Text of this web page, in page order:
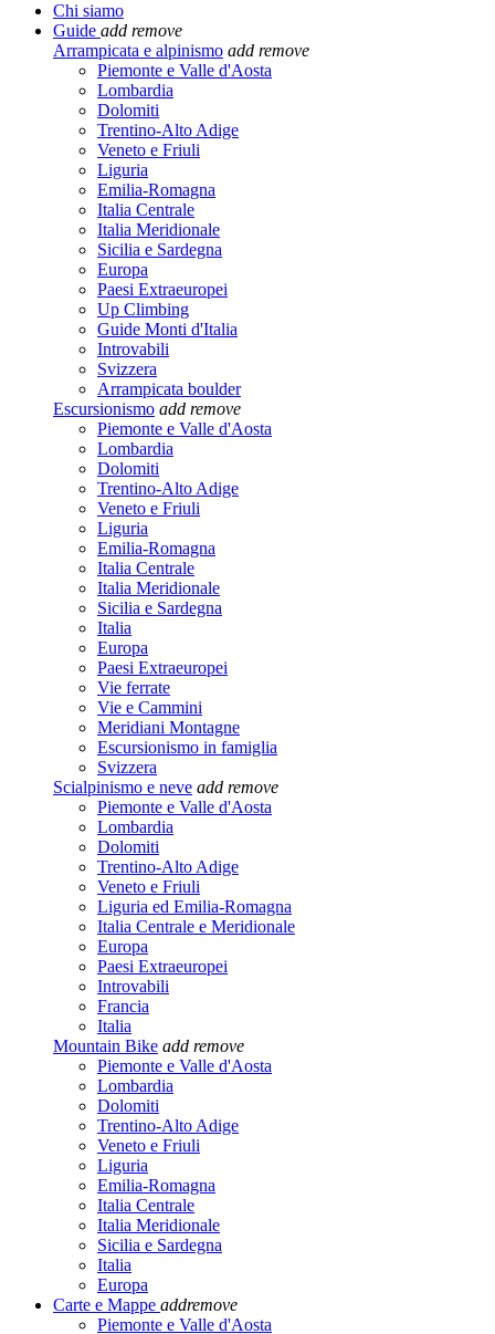
Chi siamo
Guide add remove
Arrampicata e alpinismo add remove
Piemonte e Valle d'Aosta
Lombardia
Dolomiti
Trentino-Alto Adige
Veneto e Friuli
Liguria
Emilia-Romagna
Italia Centrale
Italia Meridionale
Sicilia e Sardegna
Europa
Paesi Extraeuropei
Up Climbing
Guide Monti d'Italia
Introvabili
Svizzera
Arrampicata boulder
Escursionismo add remove
Piemonte e Valle d'Aosta
Lombardia
Dolomiti
Trentino-Alto Adige
Veneto e Friuli
Liguria
Emilia-Romagna
Italia Centrale
Italia Meridionale
Sicilia e Sardegna
Italia
Europa
Paesi Extraeuropei
Vie ferrate
Vie e Cammini
Meridiani Montagne
Escursionismo in famiglia
Svizzera
Scialpinismo e neve add remove
Piemonte e Valle d'Aosta
Lombardia
Dolomiti
Trentino-Alto Adige
Veneto e Friuli
Liguria ed Emilia-Romagna
Italia Centrale e Meridionale
Europa
Paesi Extraeuropei
Introvabili
Francia
Italia
Mountain Bike add remove
Piemonte e Valle d'Aosta
Lombardia
Dolomiti
Trentino-Alto Adige
Veneto e Friuli
Liguria
Emilia-Romagna
Italia Centrale
Italia Meridionale
Sicilia e Sardegna
Italia
Europa
Carte e Mappe addremove
Piemonte e Valle d'Aosta